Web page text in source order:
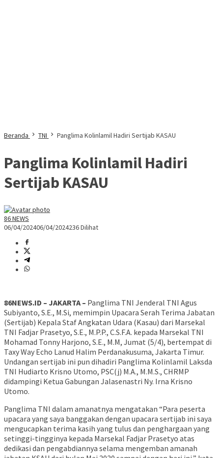
Beranda TNI Panglima Kolinlamil Hadiri Sertijab KASAU
Panglima Kolinlamil Hadiri
Sertijab KASAU
86 NEWS
06/04/202406/04/2024236 Dilihat
86NEWS.ID – JAKARTA – Panglima TNI Jenderal TNI Agus
Subiyanto, S.E., M.Si, memimpin Upacara Serah Terima Jabatan
(Sertijab) Kepala Staf Angkatan Udara (Kasau) dari Marsekal
TNI Fadjar Prasetyo, S.E., M.P.P., C.S.F.A. kepada Marsekal TNI
Mohamad Tonny Harjono, S.E., M.M, Jumat (5/4), bertempat di
Taxy Way Echo Lanud Halim Perdanakusuma, Jakarta Timur.
Undangan sertijab ini pun dihadiri Panglima Kolinlamil Laksda
TNI Hudiarto Krisno Utomo, PSC(j) M.A., M.M.S., CHRMP
didampingi Ketua Gabungan Jalasenastri Ny. Irna Krisno
Utomo.
Panglima TNI dalam amanatnya mengatakan “Para peserta
upacara yang saya banggakan dengan upacara sertijab ini saya
mengucapkan terima kasih yang tulus dan penghargaan yang
setinggi-tingginya kepada Marsekal Fadjar Prasetyo atas
dedikasi dan pengabdiannya selama mengemban amanah